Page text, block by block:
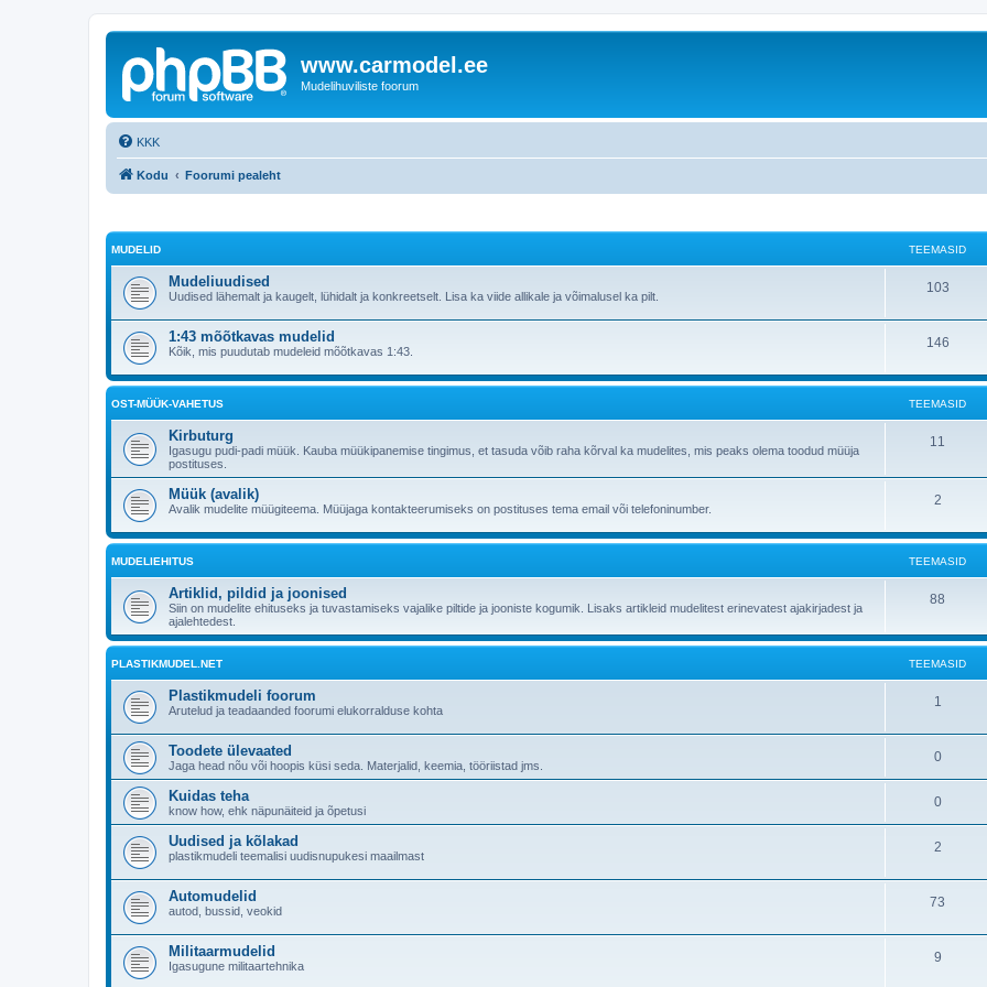
www.carmodel.ee
Mudelihuviliste foorum
KKK
Kodu Foorumi pealeht
MUDELID TEEMASID
Mudeliuudised
Uudised lähemalt ja kaugelt, lühidalt ja konkreetselt. Lisa ka viide allikale ja võimalusel ka pilt.
103
1:43 mõõtkavas mudelid
Kõik, mis puudutab mudeleid mõõtkavas 1:43.
146
OST-MÜÜK-VAHETUS TEEMASID
Kirbuturg
Igasugu pudi-padi müük. Kauba müükipanemise tingimus, et tasuda võib raha kõrval ka mudelites, mis peaks olema toodud müüja
postituses.
11
Müük (avalik)
Avalik mudelite müügiteema. Müüjaga kontakteerumiseks on postituses tema email või telefoninumber.
2
MUDELIEHITUS TEEMASID
Artiklid, pildid ja joonised
Siin on mudelite ehituseks ja tuvastamiseks vajalike piltide ja jooniste kogumik. Lisaks artikleid mudelitest erinevatest ajakirjadest ja
ajalehtedest.
88
PLASTIKMUDEL.NET TEEMASID
Plastikmudeli foorum
Arutelud ja teadaanded foorumi elukorralduse kohta
1
Toodete ülevaated
Jaga head nõu või hoopis küsi seda. Materjalid, keemia, tööriistad jms.
0
Kuidas teha
know how, ehk näpunäiteid ja õpetusi
0
Uudised ja kõlakad
plastikmudeli teemalisi uudisnupukesi maailmast
2
Automudelid
autod, bussid, veokid
73
Militaarmudelid
Igasugune militaartehnika
9